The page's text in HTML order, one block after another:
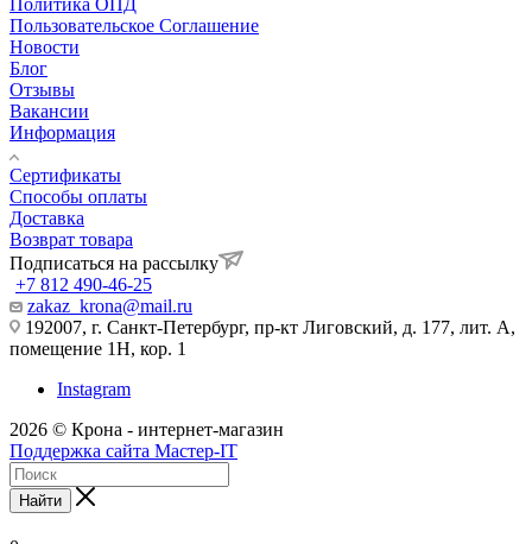
Пользовательское Соглашение
Новости
Блог
Отзывы
Вакансии
Информация
Сертификаты
Способы оплаты
Доставка
Возврат товара
Подписаться на рассылку
+7 812 490-46-25
zakaz_krona@mail.ru
192007, г. Санкт-Петербург, пр-кт Лиговский, д. 177, лит. А,
помещение 1Н, кор. 1
Instagram
2026 © Крона - интернет-магазин
Поддержка сайта Мастер-IT
Найти